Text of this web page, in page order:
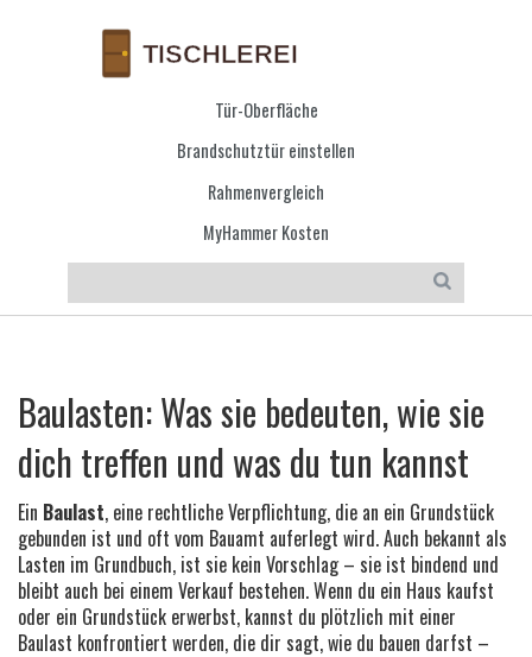
Tür-Oberfläche
Brandschutztür einstellen
Rahmenvergleich
MyHammer Kosten
Baulasten: Was sie bedeuten, wie sie
dich treffen und was du tun kannst
Ein Baulast, eine rechtliche Verpflichtung, die an ein Grundstück
gebunden ist und oft vom Bauamt auferlegt wird. Auch bekannt als
Lasten im Grundbuch, ist sie kein Vorschlag – sie ist bindend und
bleibt auch bei einem Verkauf bestehen.Wenn du ein Haus kaufst
oder ein Grundstück erwerbst, kannst du plötzlich mit einer
Baulast konfrontiert werden, die dir sagt, wie du bauen darfst –